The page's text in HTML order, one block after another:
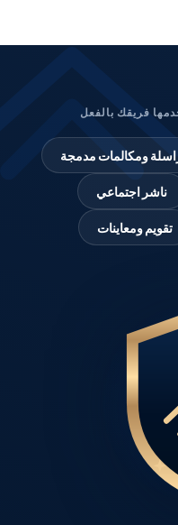
فريقك بالفعل
ومكالمات مدمجة
ناشر اجتماعي
تقويم ومعاينات